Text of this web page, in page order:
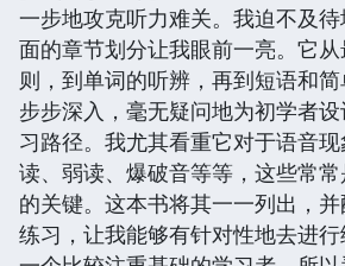
一步地攻克听力难关。我迫不及
面的章节划分让我眼前一亮。它
则，到单词的听辨，再到短语和
步步深入，毫无疑问地为初学者
习路径。我尤其看重它对于语音
读、弱读、爆破音等等，这些常
的关键。这本书将其一一列出，
练习，让我能够有针对性地去进